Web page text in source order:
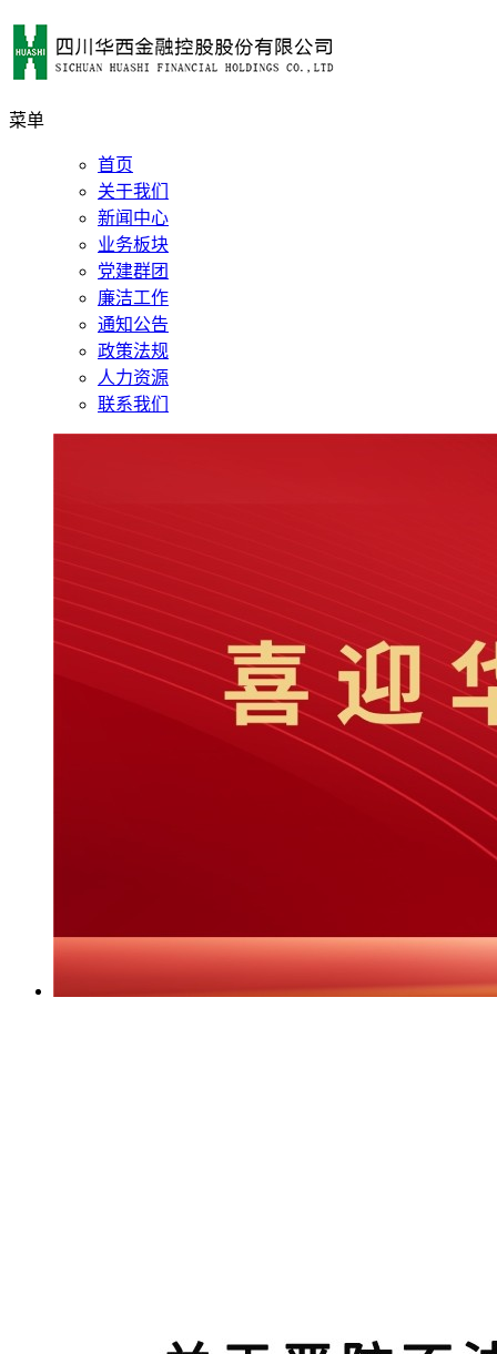
菜单
首页
关于我们
新闻中心
业务板块
党建群团
廉洁工作
通知公告
政策法规
人力资源
联系我们